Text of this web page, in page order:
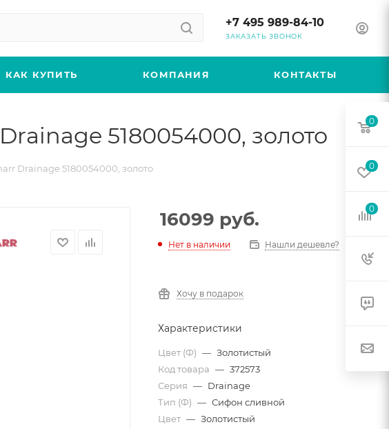
+7 495 989-84-10
ЗАКАЗАТЬ ЗВОНОК
КАК КУПИТЬ КОМПАНИЯ КОНТАКТЫ
5180054000, золото
Drainage 5180054000, золото
16099 руб.
Нет в наличии Нашли дешевле?
Хочу в подарок
Характеристики
Цвет (Ф) — Золотистый
Код товара — 372573
Серия — Drainage
Тип (Ф) — Сифон сливной
Цвет — Золотистый
0
0
0